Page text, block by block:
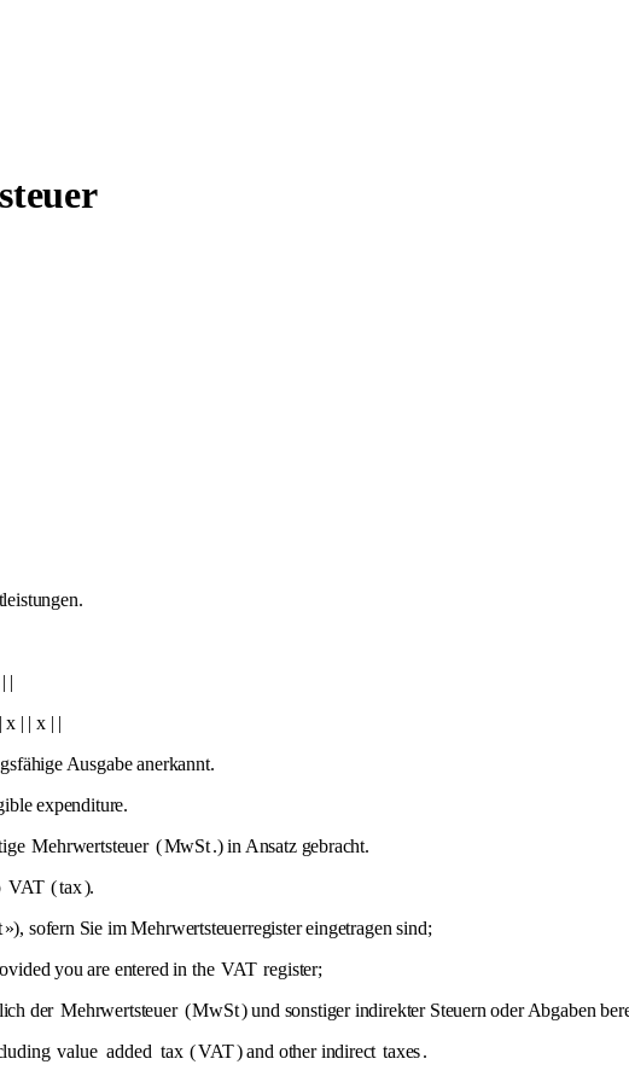
|
x | | x | |
Ausgabe anerkannt.
expenditure.
Mehrwertsteuer (MwSt.) in Ansatz gebracht.
VAT (tax).
»), sofern Sie im Mehrwertsteuerregister eingetragen sind;
you are entered in the VAT register;
der Mehrwertsteuer (MwSt) und sonstiger indirekter Steuern oder Abgaben
value added tax (VAT) and other indirect taxes.